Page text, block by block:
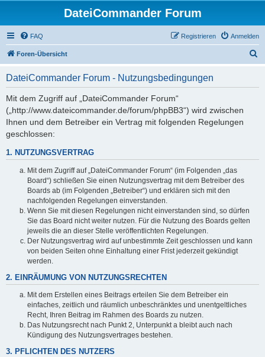
DateiCommander Forum
FAQ Anmelden
Registrieren
Foren-Übersicht
DateiCommander Forum - Nutzungsbedingungen
Mit dem Zugriff auf „DateiCommander Forum“
(„http://www.dateicommander.de/forum/phpBB3“) wird zwischen
Ihnen und dem Betreiber ein Vertrag mit folgenden Regelungen
geschlossen:
1. NUTZUNGSVERTRAG
Mit dem Zugriff auf „DateiCommander Forum“ (im Folgenden „das
Board“) schließen Sie einen Nutzungsvertrag mit dem Betreiber des
Boards ab (im Folgenden „Betreiber“) und erklären sich mit den
nachfolgenden Regelungen einverstanden.
Wenn Sie mit diesen Regelungen nicht einverstanden sind, so dürfen
Sie das Board nicht weiter nutzen. Für die Nutzung des Boards gelten
jeweils die an dieser Stelle veröffentlichten Regelungen.
Der Nutzungsvertrag wird auf unbestimmte Zeit geschlossen und kann
von beiden Seiten ohne Einhaltung einer Frist jederzeit gekündigt
werden.
2. EINRÄUMUNG VON NUTZUNGSRECHTEN
Mit dem Erstellen eines Beitrags erteilen Sie dem Betreiber ein
einfaches, zeitlich und räumlich unbeschränktes und unentgeltliches
Recht, Ihren Beitrag im Rahmen des Boards zu nutzen.
Das Nutzungsrecht nach Punkt 2, Unterpunkt a bleibt auch nach
Kündigung des Nutzungsvertrages bestehen.
3. PFLICHTEN DES NUTZERS